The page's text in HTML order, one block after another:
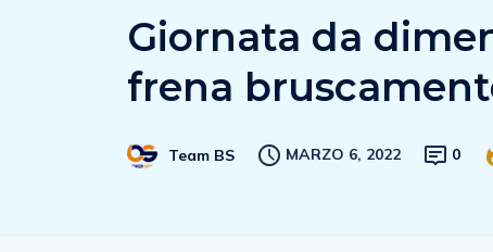
Giornata da
frena
Team BS MARZO 6, 2022 0